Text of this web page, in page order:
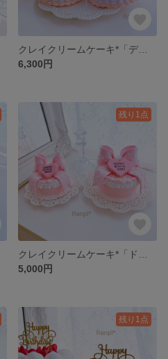
6,300円
残り1点
5,000円
残り1点